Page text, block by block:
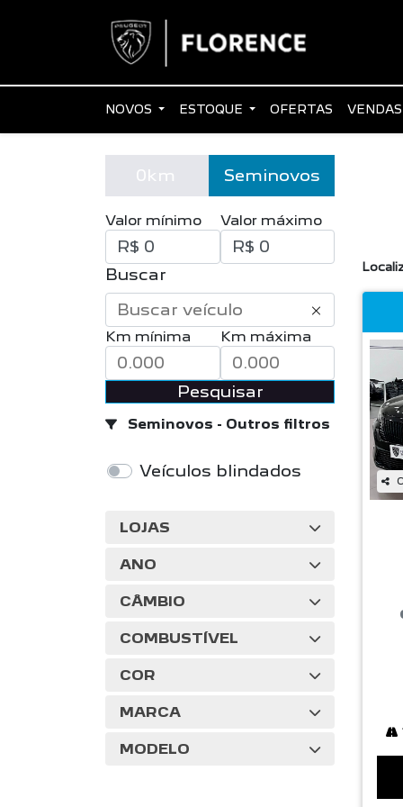
NOVOS ESTOQUE OFERTAS
0km Seminovos
Valor mínimo Valor máximo
Buscar
Km mínima Km máxima
Pesquisar
Seminovos - Outros filtros
Veículos blindados
LOJAS
ANO
CÂMBIO
COMBUSTÍVEL
COR
MARCA
MODELO